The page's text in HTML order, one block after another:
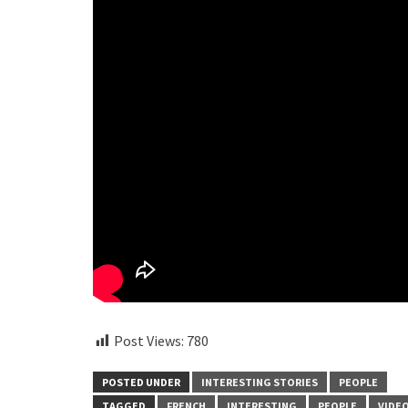
Post Views: 780
POSTED UNDER INTERESTING STORIES
PEOPLE